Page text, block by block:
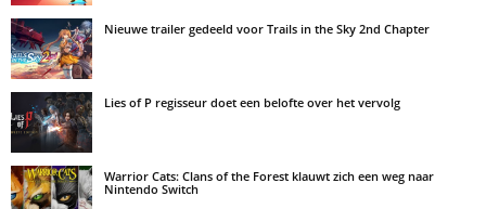
Nieuwe trailer gedeeld voor Trails in the Sky 2nd Chapter
Lies of P regisseur doet een belofte over het vervolg
Warrior Cats: Clans of the Forest klauwt zich een weg naar
Nintendo Switch